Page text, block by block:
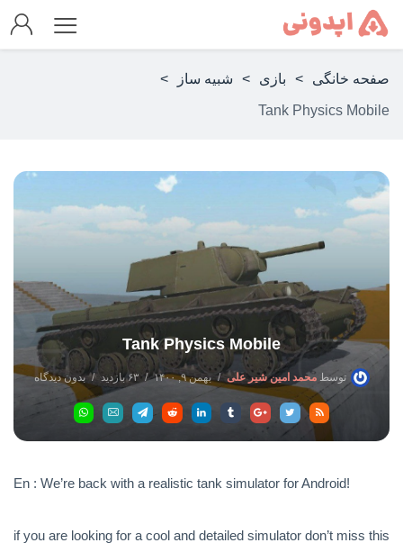
صفحه خانگی > بازی > شبیه ساز >
Tank Physics Mobile
Tank Physics Mobile
توسطمحمد امین شیر علی بهمن ۹, ۱۴۰۰ ۶۳ بازدید بدون دیدگاه
En : We’re back with a realistic tank simulator for Android!
if you are looking for a cool and detailed simulator don’t miss this